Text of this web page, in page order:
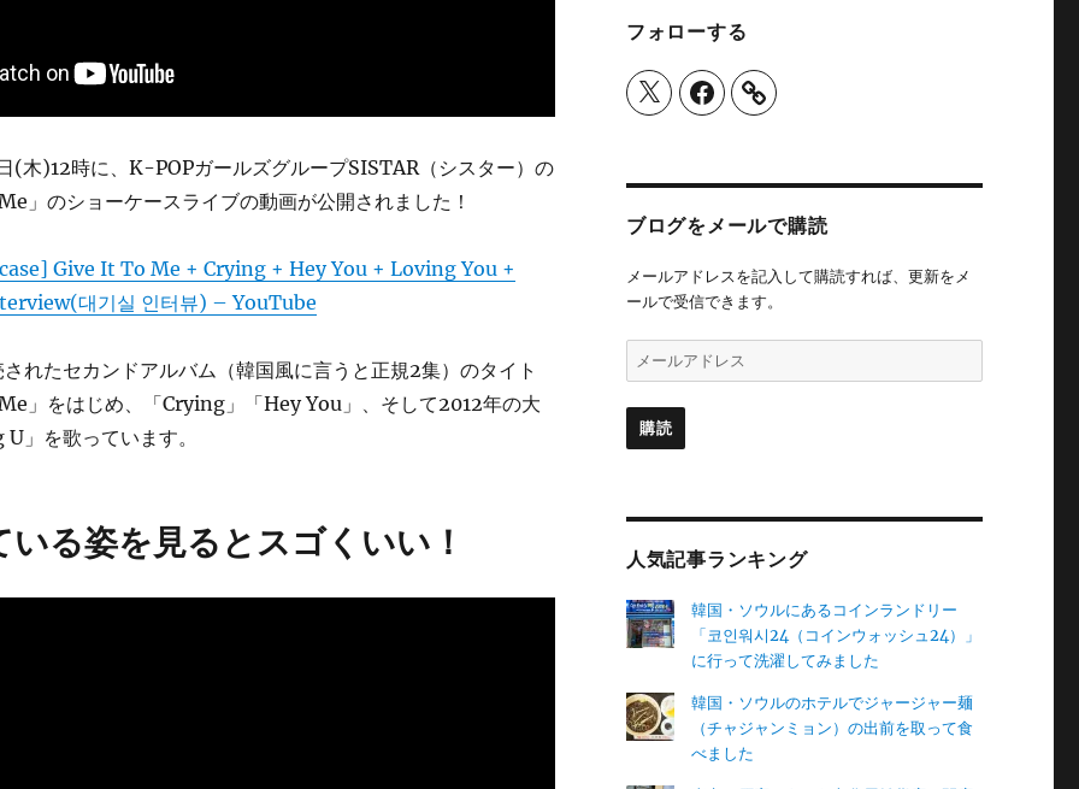
(木)12時に、K-POPガールズグループSISTAR（シスター）の
」のショーケースライブの動画が公開されました！
Give It To Me + Crying + Hey You + Loving You +
대기실 인터뷰) – YouTube
れたセカンドアルバム（韓国風に言うと正規2集）のタイト
」をはじめ、「Crying」「Hey You」、そして2012年の大
」を歌っています。
る姿を見るとスゴくいい！
フォローする
X Facebook
ブログをメールで購読
メールアドレスを記入して購読すれば、更新をメ
ールで受信できます。
ー
ア
ド
購読
人気記事ランキング
韓国・ソウルにあるコインランドリー
「코인워시24（コインウォッシュ24）」
に行って洗濯してみました
韓国・ソウルのホテルでジャージャー麺
（チャジャンミョン）の出前を取って食
べました